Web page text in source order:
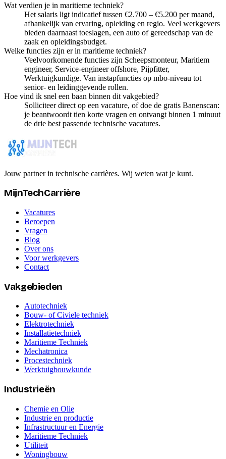
Wat verdien je in maritieme techniek?
Het salaris ligt indicatief tussen €2.700 – €5.200 per maand,
afhankelijk van ervaring, opleiding en regio. Veel werkgevers
bieden daarnaast toeslagen, een auto of gereedschap van de
zaak en opleidingsbudget.
Welke functies zijn er in maritieme techniek?
Veelvoorkomende functies zijn Scheepsmonteur, Maritiem
engineer, Service-engineer offshore, Pijpfitter,
Werktuigkundige. Van instapfuncties op mbo-niveau tot
senior- en leidinggevende rollen.
Hoe vind ik snel een baan binnen dit vakgebied?
Solliciteer direct op een vacature, of doe de gratis Banenscan:
je beantwoordt tien korte vragen en ontvangt binnen 1 minuut
de drie best passende technische vacatures.
Jouw partner in technische carrières. Wij weten wat je kunt.
MijnTechCarrière
Vacatures
Beroepen
Vragen
Blog
Over ons
Voor werkgevers
Contact
Vakgebieden
Autotechniek
Bouw- of Civiele techniek
Elektrotechniek
Installatietechniek
Maritieme Techniek
Mechatronica
Procestechniek
Werktuigbouwkunde
Industrieën
Chemie en Olie
Industrie en productie
Infrastructuur en Energie
Maritieme Techniek
Utiliteit
Woningbouw